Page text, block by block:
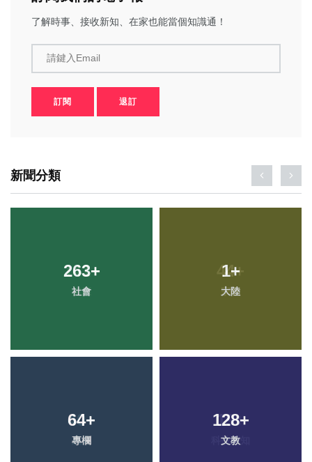
了解時事、接收新知、在家也能當個知識通！
請鍵入Email
訂閱 退訂
新聞分類
263+
社會
1+
大陸
64+
專欄
128+
文教